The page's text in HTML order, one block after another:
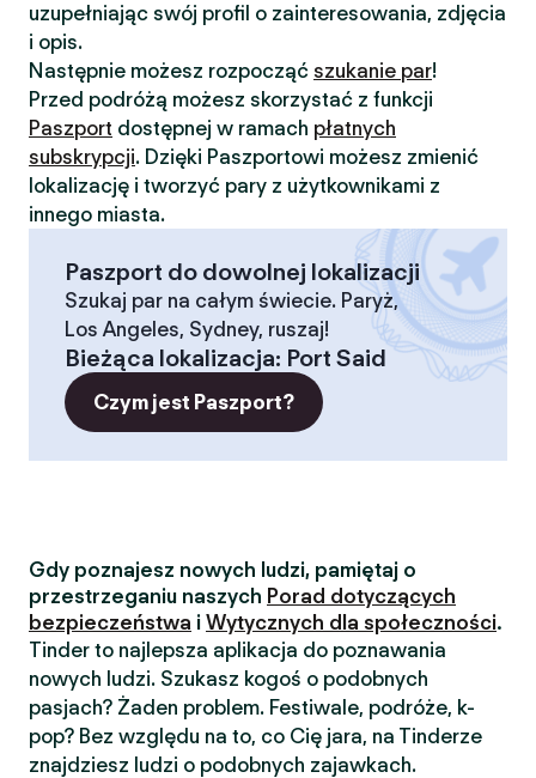
uzupełniając swój profil o zainteresowania, zdjęcia
i opis.
Następnie możesz rozpocząć szukanie par!
Przed podróżą możesz skorzystać z funkcji
Paszport dostępnej w ramach płatnych
subskrypcji. Dzięki Paszportowi możesz zmienić
lokalizację i tworzyć pary z użytkownikami z
innego miasta.
Paszport do dowolnej lokalizacji
Szukaj par na całym świecie. Paryż,
Los Angeles, Sydney, ruszaj!
Bieżąca lokalizacja: Port Said
Czym jest Paszport?
Gdy poznajesz nowych ludzi, pamiętaj o
przestrzeganiu naszych Porad dotyczących
bezpieczeństwa i Wytycznych dla społeczności.
Tinder to najlepsza aplikacja do poznawania
nowych ludzi. Szukasz kogoś o podobnych
pasjach? Żaden problem. Festiwale, podróże, k-
pop? Bez względu na to, co Cię jara, na Tinderze
znajdziesz ludzi o podobnych zajawkach.